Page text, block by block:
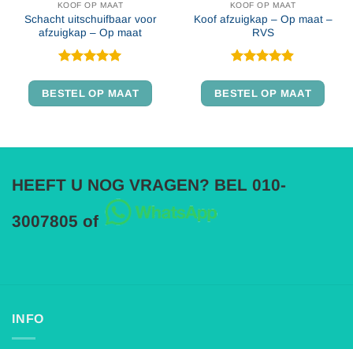
KOOF OP MAAT
Schacht uitschuifbaar voor
afzuigkap – Op maat
4.91
uit 5
BESTEL OP MAAT
KOOF OP MAAT
Koof afzuigkap – Op maat –
RVS
4.85
uit 5
BESTEL OP MAAT
HEEFT U NOG VRAGEN? BEL 010-
3007805 of
INFO